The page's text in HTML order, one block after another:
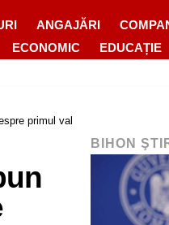
ANGAJĂRI
ECONOMIC EDUCAȚIE
primul val
BIHON